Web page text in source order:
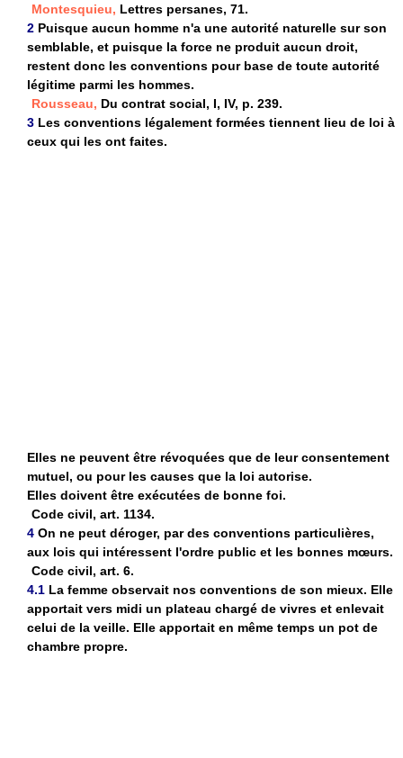
Montesquieu, Lettres persanes, 71.
2 Puisque aucun homme n'a une autorité naturelle sur son
semblable, et puisque la force ne produit aucun droit,
restent donc les conventions pour base de toute autorité
légitime parmi les hommes.
Rousseau, Du contrat social, I, IV, p. 239.
3 Les conventions légalement formées tiennent lieu de loi à
ceux qui les ont faites.
Elles ne peuvent être révoquées que de leur consentement
mutuel, ou pour les causes que la loi autorise.
Elles doivent être exécutées de bonne foi.
Code civil, art. 1134.
4 On ne peut déroger, par des conventions particulières,
aux lois qui intéressent l'ordre public et les bonnes mœurs.
Code civil, art. 6.
4.1 La femme observait nos conventions de son mieux. Elle
apportait vers midi un plateau chargé de vivres et enlevait
celui de la veille. Elle apportait en même temps un pot de
chambre propre.